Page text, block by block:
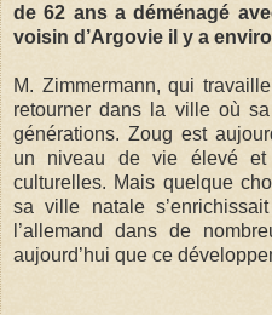
de 62 ans a déménagé
voisin d’Argovie il y a
M. Zimmermann, qui
retourner dans la ville où
générations. Zoug est
un niveau de vie élevé et
culturelles. Mais quelque
sa ville natale
l’allemand dans de
aujourd’hui que ce